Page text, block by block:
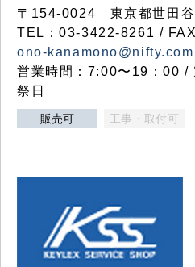
〒154-0024 東京都世田
TEL：03-3422-8261 /
ono-kanamono@nifty.com
営業時間：7:00〜19：00 /
祭日
販売可 工事・取付可